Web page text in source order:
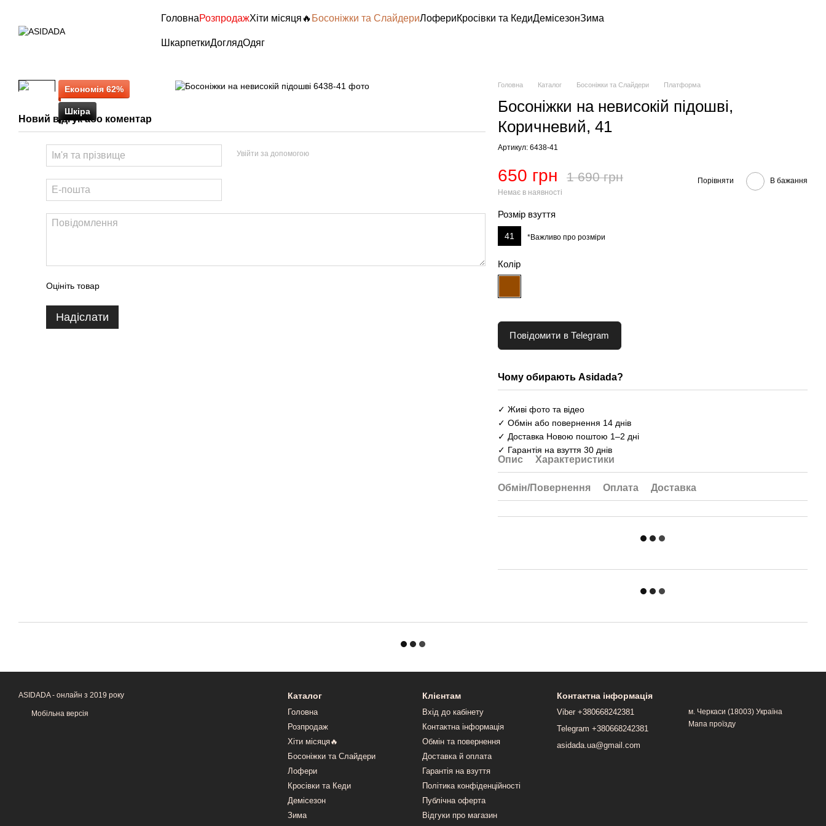
ГоловнаРозпродажХіти місяця🔥 Босоніжки та СлайдериЛофериКросівки та КедиДемісезонЗима
ШкарпеткиДоглядОдяг
Економія 62%
Шкіра
Новий відгук або коментар
Увійти за допомогою
Оцініть товар
Надіслати
Головна Каталог Босоніжки та Слайдери Платформа
Босоніжки на невисокій підошві,
Коричневий, 41
Артикул: 6438-41
650 грн 1 690 грн
Немає в наявності
Порівняти В бажання
Розмір взуття
41 *Важливо про розміри
Колір
Повідомити в Telegram
Чому обирають Asidada?
✓ Живі фото та відео
✓ Обмін або повернення 14 днів
✓ Доставка Новою поштою 1–2 дні
✓ Гарантія на взуття 30 днів
Опис Характеристики
Обмін/Повернення Оплата Доставка
ASIDADA - онлайн з 2019 року
Мобільна версія
Каталог
Головна
Розпродаж
Хіти місяця🔥
Босоніжки та Слайдери
Лофери
Кросівки та Кеди
Демісезон
Зима
Клієнтам
Вхід до кабінету
Контактна інформація
Обмін та повернення
Доставка й оплата
Гарантія на взуття
Політика конфіденційності
Публічна оферта
Відгуки про магазин
Контактна інформація
Viber +380668242381
Telegram +380668242381
asidada.ua@gmail.com
м. Черкаси (18003) Україна
Мапа проїзду